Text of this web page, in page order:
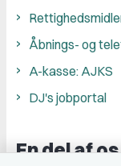
Åbnings- og
A-kasse: AJKS
DJ's jobportal
En del af os